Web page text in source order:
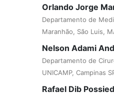
Orlando Jorge
Departamento de
Maranhão, São Luis,
Nelson Adami
Departamento de
UNICAMP, Campinas
Rafael Dib